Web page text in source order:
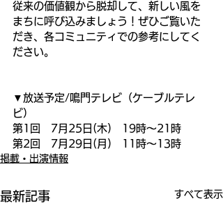
従来の価値観から脱却して、新しい風を
まちに呼び込みましょう！ぜひご覧いた
だき、各コミュニティでの参考にしてく
ださい。
▼放送予定/鳴門テレビ（ケーブルテレ
ビ）
第1回　7月25日(木)　19時～21時
第2回　7月29日(月)　11時～13時
掲載・出演情報
最新記事 すべて表示